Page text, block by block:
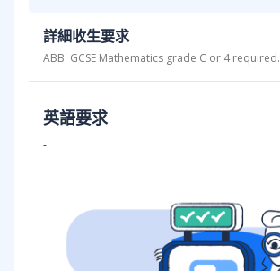
詳細收生要求
ABB. GCSE Mathematics grade C or 4 required.
英語要求
-